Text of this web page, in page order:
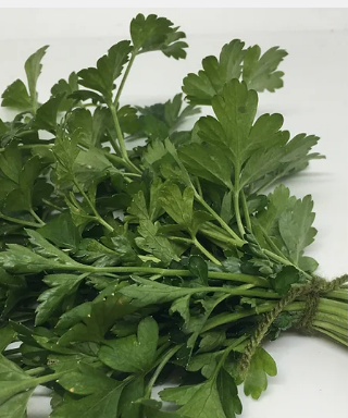
DEGLI ERIGERON
Prima che inizino le passeggiate di
riconoscimento di quest'anno desidero dire
due parole su queste erbe, perché è ormai
impossibile non...